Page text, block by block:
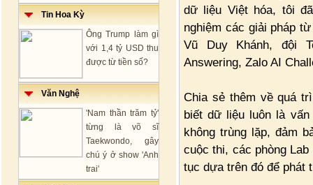
Tin Hoa Kỳ
Ông Trump làm gì
với 1,4 tỷ USD thu
được từ tiền số?
Văn Nghệ
'Nam thần trăm tỷ'
từng là võ sĩ
Taekwondo, gây
chú ý ở show 'Anh
trai'
dữ liệu Việt hóa, tôi
nghiệm các giải pháp
Vũ Duy Khánh, đội
Answering, Zalo AI
Chia sẻ thêm về quá
biết dữ liệu luôn là
không trùng lặp, đảm
cuộc thi, các phòng
tục dựa trên đó để phát